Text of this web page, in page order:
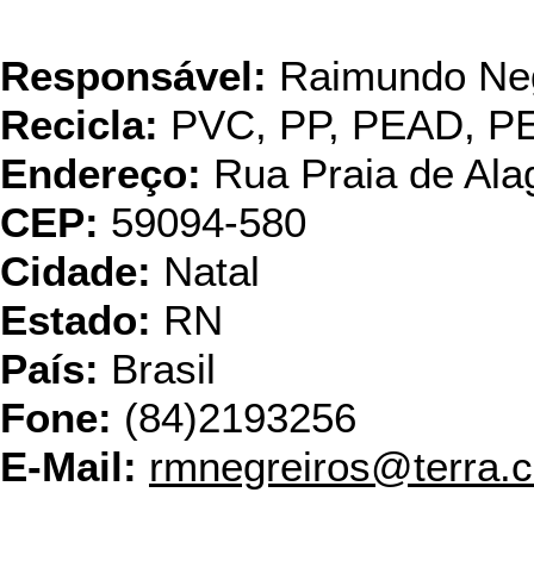
Responsável: Raimundo
Recicla: PVC, PP, PEAD,
Endereço: Rua Praia de
CEP: 59094-580
Cidade: Natal
Estado: RN
País: Brasil
Fone: (84)2193256
E-Mail: